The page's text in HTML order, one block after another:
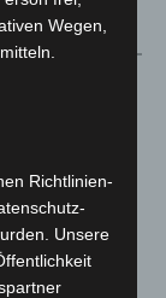
Barbara-
Werke im
startet
und
Wegen,
Richtlinien-
Unsere